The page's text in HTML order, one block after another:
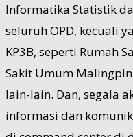
Informatika Statistik
seluruh OPD, kecuali
KP3B, seperti Rumah
Sakit Umum
lain-lain. Dan, segala
informasi dan